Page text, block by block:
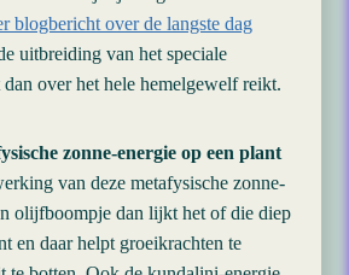
blogbericht over de langste dag
uitbreiding van het speciale
over het hele hemelgewelf reikt.
zonne-energie op een plant
van deze metafysische zonne-
olijfboompje dan lijkt het of die diep
en daar helpt groeikrachten te